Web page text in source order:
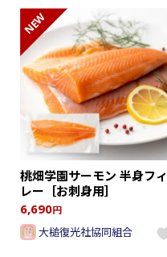
NEW
桃畑学園サーモン 半身フィ
レー［お刺身用］
6,690円
大槌復光社協同組合